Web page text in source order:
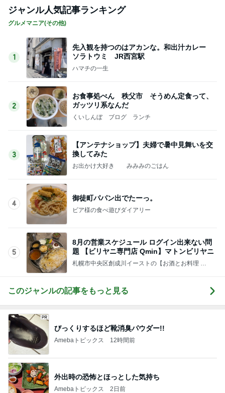
ジャンル人気記事ランキング
グルメマニア(その他)
1
先入観を持つのはアカンな。和出汁カレー
ソラトウミ JR西宮駅
ハマチの一生
2
お食事処べん 秩父市 そうめん定食って、
ガッツリ系なんだ
くいしんぼ ブログ ランチ
3
【アンテナショップ】夫婦で暑中見舞いを交
換してみた
お出かけ大好き みみみのごはん
4
御徒町パパン出でたーっ。
ビア様の食べ遊びダイアリー
5
8月の営業スケジュール ログイン出来ない問
題 【ビリヤニ専門店 Qmin】マトンビリヤニ
札幌市中央区創成川イーストの【お酒とお料理 ラ
このジャンルの記事をもっと見る
びっくりするほど靴消臭パウダー!!
Amebaトピックス 12時間前
外出時の恐怖とほっとした気持ち
Amebaトピックス 2日前